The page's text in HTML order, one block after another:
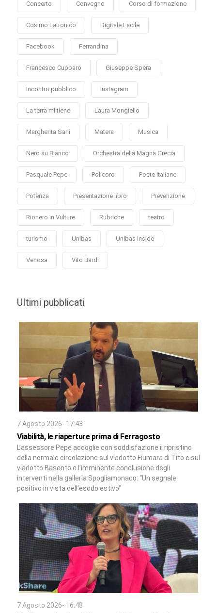
Concerto Convegno Corso di formazione
Cosimo Latronico Digitale Facile
Facebook Ferrandina
Francesco Cupparo Giuseppe Spera
Incontro pubblico Instagram
La terra mi tiene Laura Mongiello
Margherita Sarli Matera Musica
Nero su Bianco Orchestra della Magna Grecia
Pasquale Pepe Policoro Poste Italiane
Potenza Presentazione libro Prevenzione
Rionero in Vulture Rubriche teatro
turismo Unibas Unibas Inside
Venosa Vito Bardi
Ultimi pubblicati
7 Agosto 2026- 17:43
Viabilità, le riaperture prima di Ferragosto
L’assessore Pepe accoglie con soddisfazione il ripristino
della normale circolazione sul viadotto Fiumara di Tito e sul
viadotto Basento e l’imminente conclusione degli
interventi nella galleria Spogliamonaco: “Un segnale
positivo in vista dell’esodo estivo”
7 Agosto 2026- 16:48